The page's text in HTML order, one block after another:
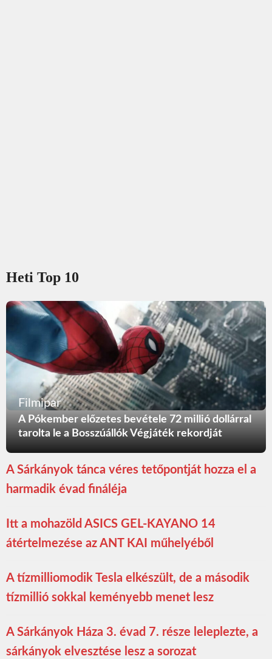
Heti Top 10
Filmipar
A Pókember előzetes bevétele 72 millió dollárral
tarolta le a Bosszúállók Végjáték rekordját
A Sárkányok tánca véres tetőpontját hozza el a
harmadik évad fináléja
Itt a mohazöld ASICS GEL-KAYANO 14
átértelmezése az ANT KAI műhelyéből
A tízmilliomodik Tesla elkészült, de a második
tízmillió sokkal keményebb menet lesz
A Sárkányok Háza 3. évad 7. része leleplezte, a
sárkányok elvesztése lesz a sorozat